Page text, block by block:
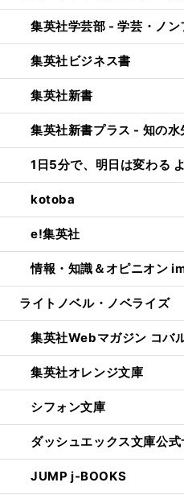
集英社学芸部 - 学芸・ノン
集英社ビジネス書
集英社新書
集英社新書プラス - 知の水
1日5分で、明日は変わる
kotoba
e!集英社
情報・知識＆オピニオン
ライトノベル・ノベライズ
集英社Webマガジン コバ
集英社オレンジ文庫
シフォン文庫
ダッシュエックス文庫公式
JUMP j-BOOKS